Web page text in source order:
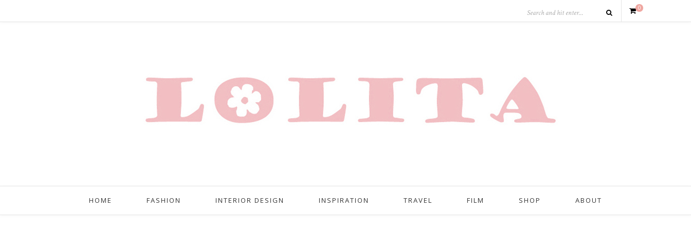
0
HOME FASHION INTERIOR DESIGN INSPIRATION TRAVEL FILM SHOP ABOUT